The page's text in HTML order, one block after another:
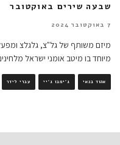
שבעה שירים באוקטובר
7 באוקטובר 2024
מיזם משותף של גל"צ, גלגלצ
מיוחד בו מיטב אומני ישראל
אהוד בנאי ג'ימבו ג'יי עברי לידר